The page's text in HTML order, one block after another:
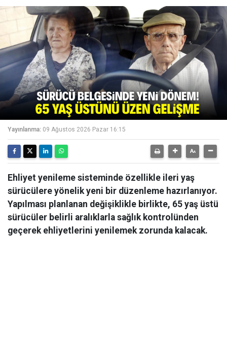
Yayınlanma: 09 Ağustos 2026 Pazar 16:15
Ehliyet yenileme sisteminde özellikle ileri yaş
sürücülere yönelik yeni bir düzenleme hazırlanıyor.
Yapılması planlanan değişiklikle birlikte, 65 yaş üstü
sürücüler belirli aralıklarla sağlık kontrolünden
geçerek ehliyetlerini yenilemek zorunda kalacak.